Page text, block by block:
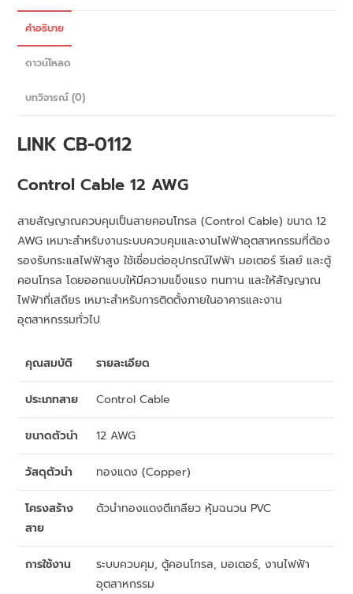
คำอธิบาย
ดาวน์โหลด
บทวิจารณ์ (0)
LINK CB-0112
Control Cable 12 AWG
สายสัญญาณควบคุมเป็นสายคอนโทรล (Control Cable) ขนาด 12
AWG เหมาะสำหรับงานระบบควบคุมและงานไฟฟ้าอุตสาหกรรมที่ต้อง
รองรับกระแสไฟฟ้าสูง ใช้เชื่อมต่ออุปกรณ์ไฟฟ้า มอเตอร์ รีเลย์ และตู้
คอนโทรล โดยออกแบบให้มีความแข็งแรง ทนทาน และให้สัญญาณ
ไฟฟ้าที่เสถียร เหมาะสำหรับการติดตั้งภายในอาคารและงาน
อุตสาหกรรมทั่วไป
คุณสมบัติ รายละเอียด
ประเภทสาย Control Cable
ขนาดตัวนำ 12 AWG
วัสดุตัวนำ ทองแดง (Copper)
โครงสร้าง
สาย
ตัวนำทองแดงตีเกลียว หุ้มฉนวน PVC
การใช้งาน
ระบบควบคุม, ตู้คอนโทรล, มอเตอร์, งานไฟฟ้า
อุตสาหกรรม